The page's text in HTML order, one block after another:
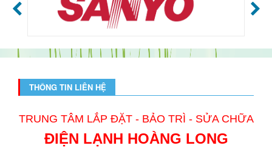
THÔNG TIN LIÊN HỆ
TRUNG TÂM LẮP ĐẶT - BẢO TRÌ - SỬA CHỮA
ĐIỆN LẠNH HOÀNG LONG